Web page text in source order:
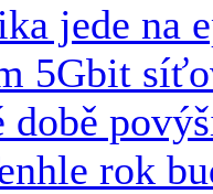
jede na
5Gbit
době
rok